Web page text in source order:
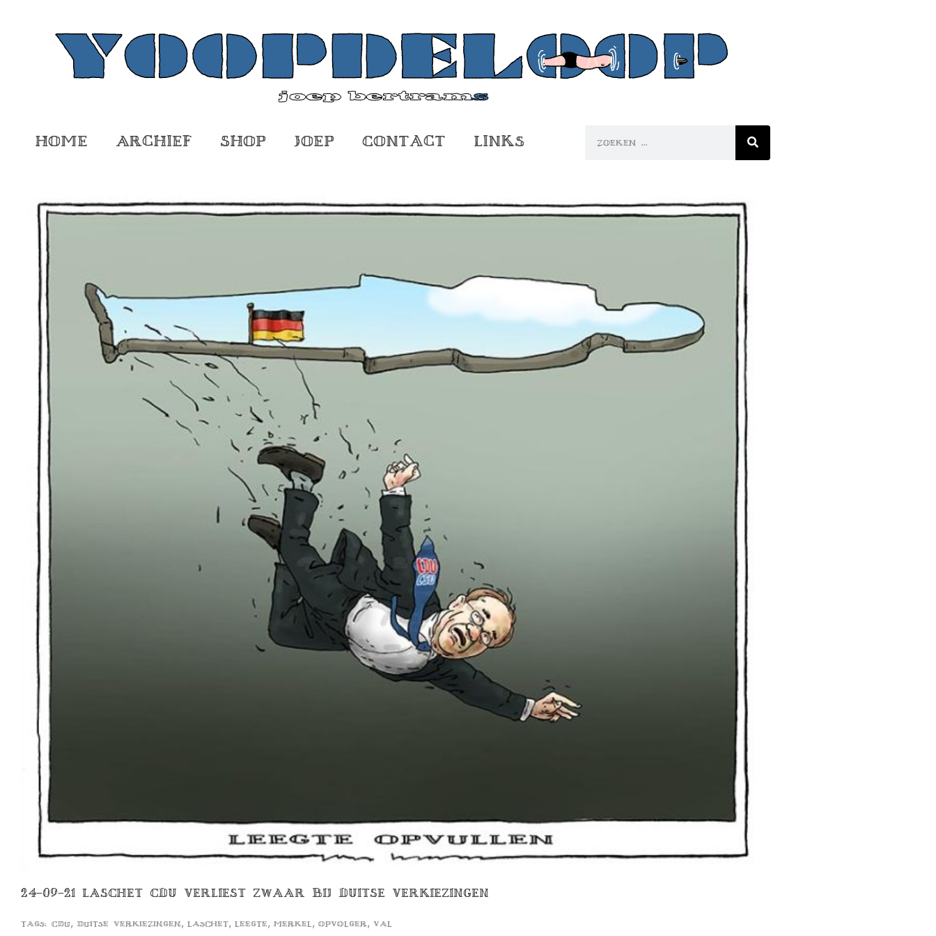
Home Archief Shop Joep Contact Links
24-09-21 LASCHET CDU VERLIEST ZWAAR BIJ DUITSE VERKIEZINGEN
Tags: cdu, duitse verkiezingen, laschet, leegte, merkel, opvolger, val